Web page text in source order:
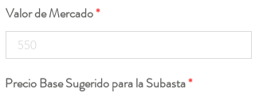
Valor de Mercado
Precio Base Sugerido para la Subasta